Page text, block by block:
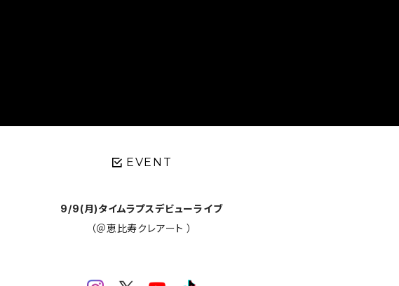
EVENT
9/9(月)タイムラプスデビューライブ
（＠恵比寿クレアート ）